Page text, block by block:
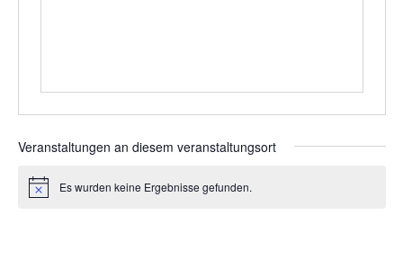
Veranstaltungen an diesem veranstaltungsort
HinweisEs wurden keine Ergebnisse gefunden.